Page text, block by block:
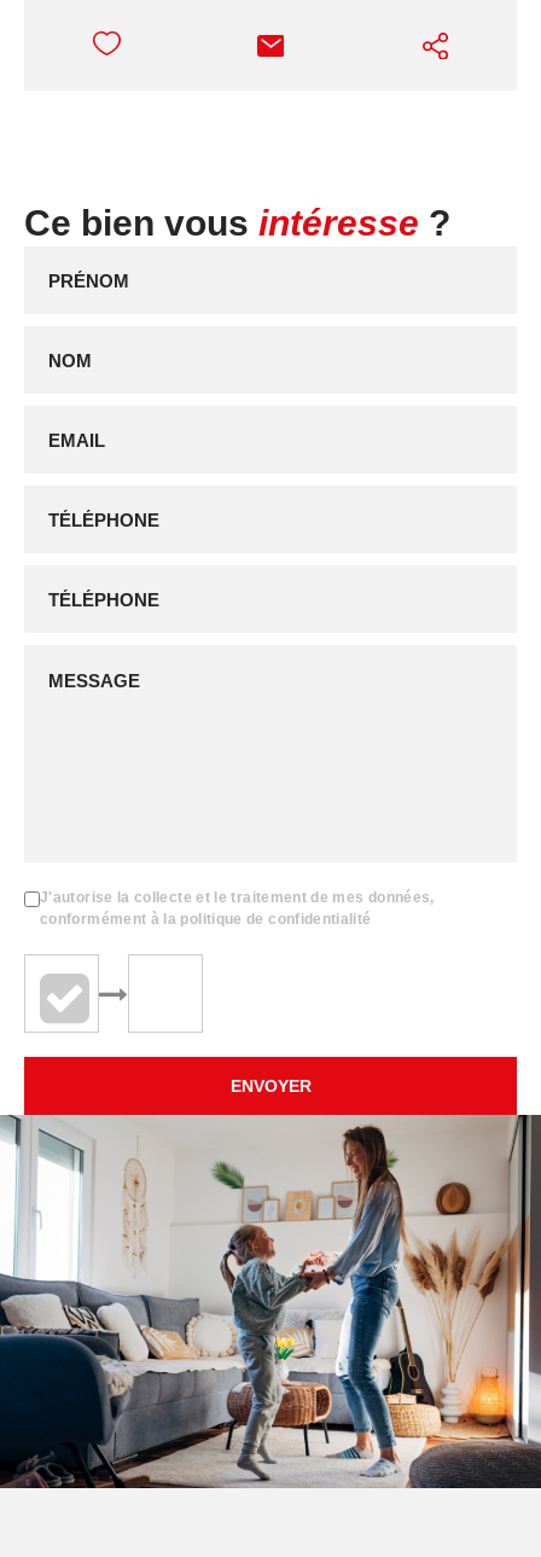
Ce bien vous intéresse ?
J'autorise la collecte et le traitement de mes données,
conformément à la politique de confidentialité
ENVOYER